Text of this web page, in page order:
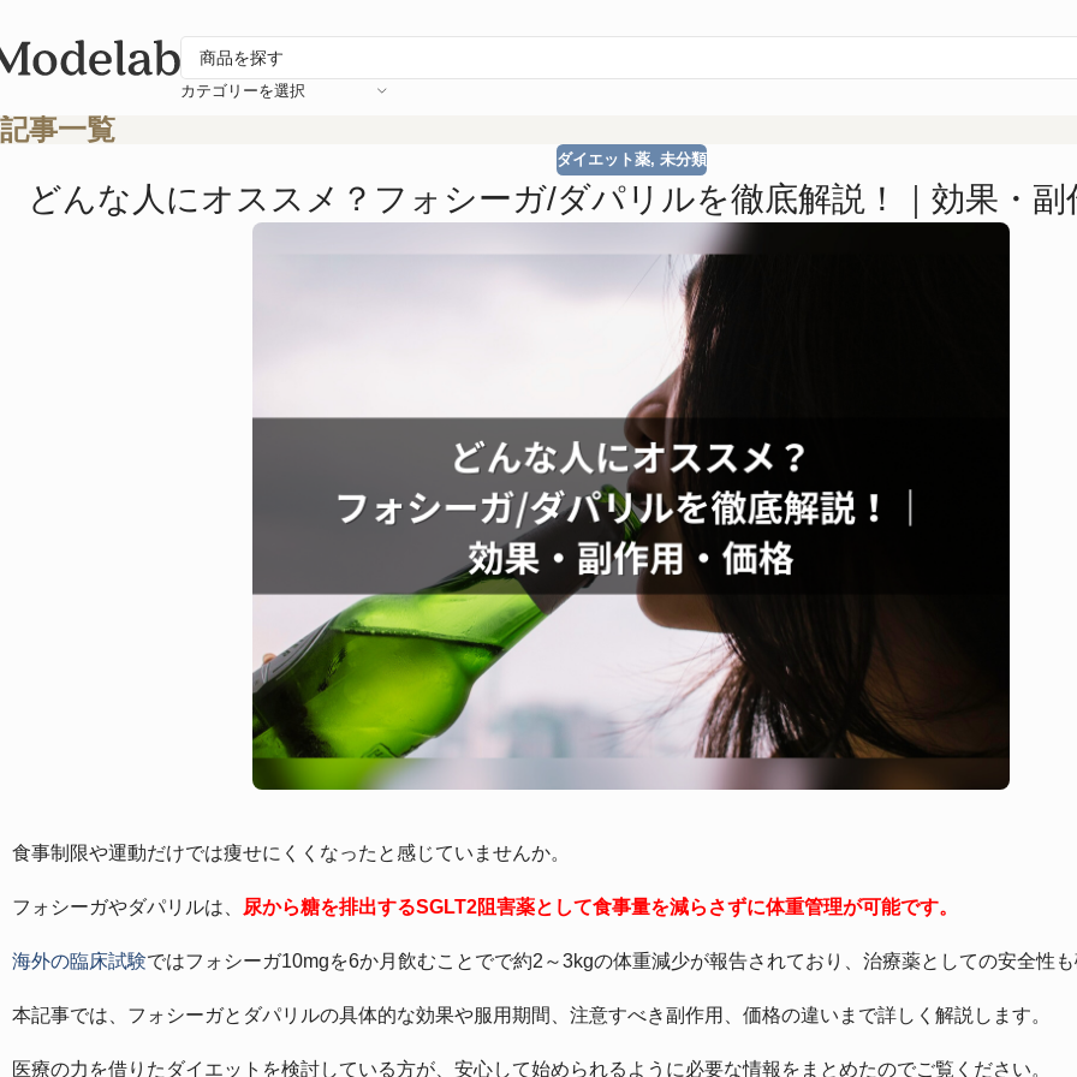
カテゴリーを選択
記事一覧
ダイエット薬, 未分類
どんな人にオススメ？フォシーガ/ダパリルを徹底解説！｜効果・副
食事制限や運動だけでは痩せにくくなったと感じていませんか。
フォシーガやダパリルは、 尿から糖を排出するSGLT2阻害薬として食事量を減らさずに体重管理が可能です。
海外の臨床試験ではフォシーガ10mgを6か月飲むことでで約2～3kgの体重減少が報告されており、治療薬としての安全性も
本記事では、フォシーガとダパリルの具体的な効果や服用期間、注意すべき副作用、価格の違いまで詳しく解説します。
医療の力を借りたダイエットを検討している方が、安心して始められるように必要な情報をまとめたのでご覧ください。